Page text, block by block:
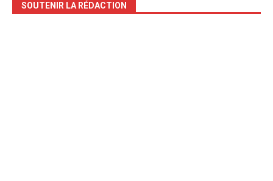
SOUTENIR LA RÉDACTION